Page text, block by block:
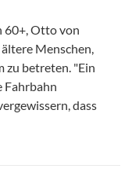
60+, Otto von
Menschen,
zu betreten. "Ein
Fahrbahn
dass